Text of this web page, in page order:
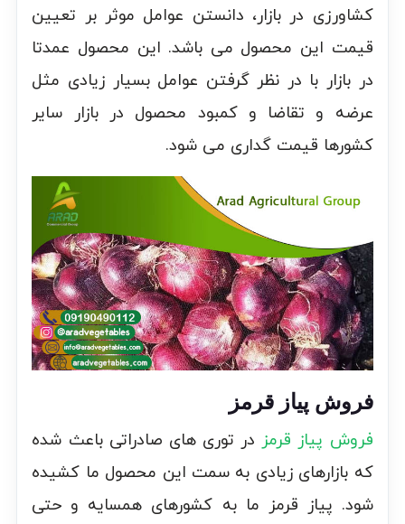
کشاورزی در بازار، دانستن عوامل موثر بر تعیین
قیمت این محصول می باشد. این محصول عمدتا
در بازار با در نظر گرفتن عوامل بسیار زیادی مثل
عرضه و تقاضا و کمبود محصول در بازار سایر
کشورها قیمت گداری می شود.
فروش پیاز قرمز
فروش پیاز قرمز در توری های صادراتی باعث شده
که بازارهای زیادی به سمت این محصول ما کشیده
شود. پیاز قرمز ما به کشورهای همسایه و حتی